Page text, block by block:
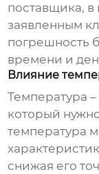
поставщика, в
заявленным
погрешность
времени и
Влияние
Температура
который
температура
снижая его